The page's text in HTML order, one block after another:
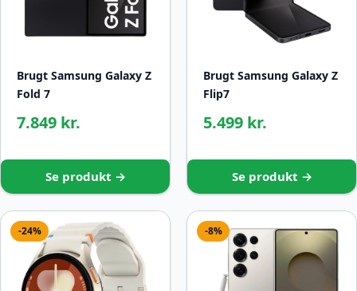
Brugt Samsung Galaxy Z
Fold 7
7.849 kr.
Se produkt →
Brugt Samsung Galaxy Z
Flip7
5.499 kr.
Se produkt →
-24% -8%